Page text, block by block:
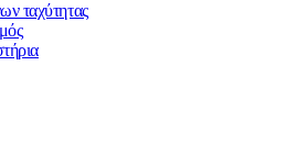
ταχύτητας